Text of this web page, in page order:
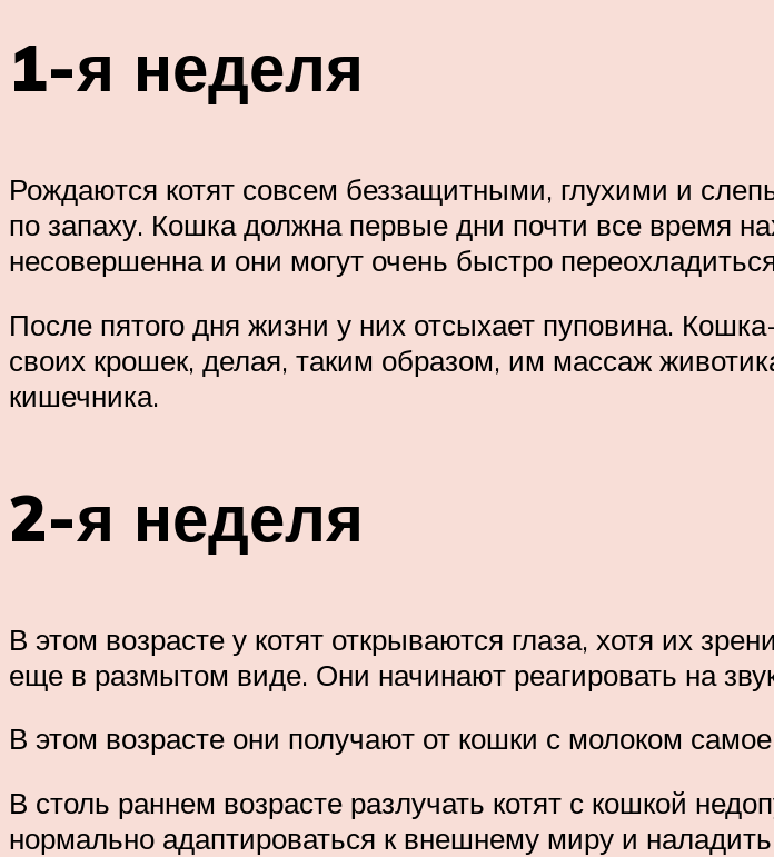
1-я неделя
Рождаются котят совсем беззащитными, глухими и
по запаху. Кошка должна первые дни почти все время
несовершенна и они могут очень быстро
После пятого дня жизни у них отсыхает пуповина.
своих крошек, делая, таким образом, им массаж
кишечника.
2-я неделя
В этом возрасте у котят открываются глаза, хотя их
еще в размытом виде. Они начинают реагировать на
В этом возрасте они получают от кошки с молоком
В столь раннем возрасте разлучать котят с кошкой
нормально адаптироваться к внешнему миру и